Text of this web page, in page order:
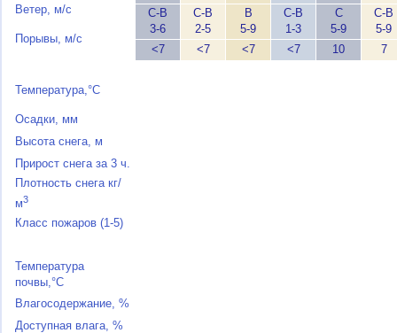
Ветер, м/с
Порывы, м/с
Температура,°C
Осадки, мм
Высота снега, м
Прирост снега за 3 ч.
Плотность снега кг/
м3
Класс пожаров (1-5)
Температура
почвы,°C
Влагосодержание, %
Доступная влага, %
С-В
3-6
<7
С-В
2-5
<7
В
5-9
<7
С-В
1-3
<7
С
5-9
10
С-В
5-9
7